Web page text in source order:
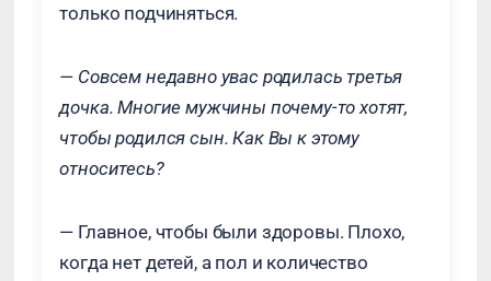
только подчиняться.
— Совсем недавно увас родилась третья
дочка. Многие мужчины почему-то хотят,
чтобы родился сын. Как Вы к этому
относитесь?
— Главное, чтобы были здоровы. Плохо,
когда нет детей, а пол и количество